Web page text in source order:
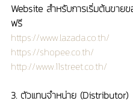
Website สำหรับการเริ่มต้นขาย
ฟรี
https://www.lazada.co.th/
https://shopee.co.th/
http://www.11street.co.th/
3. ตัวแทนจำหน่าย (Distributor)